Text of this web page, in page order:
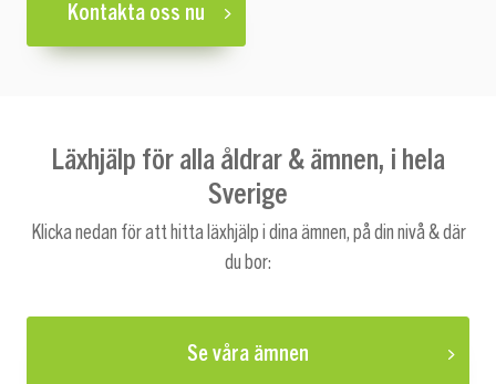
Kontakta oss nu
Läxhjälp för alla åldrar & ämnen, i hela
Sverige
Klicka nedan för att hitta läxhjälp i dina ämnen, på din nivå & där
du bor:
Se våra ämnen